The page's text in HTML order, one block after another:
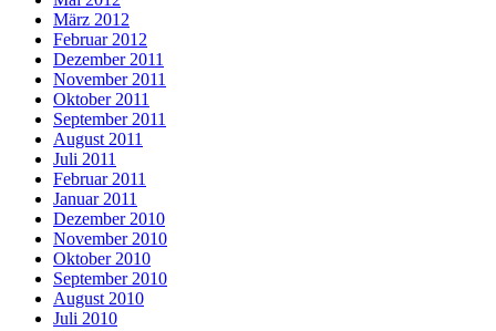
März 2012
Februar 2012
Dezember 2011
November 2011
Oktober 2011
September 2011
August 2011
Juli 2011
Februar 2011
Januar 2011
Dezember 2010
November 2010
Oktober 2010
September 2010
August 2010
Juli 2010